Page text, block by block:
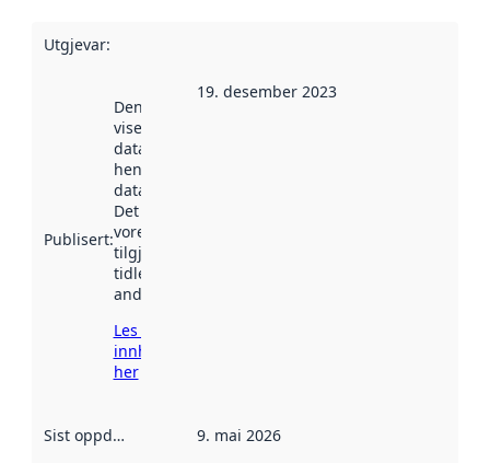
Utgjevar:
Publisert:
Denne datoen
viser når
datasettet vart
henta inn av
data.norge.no.
Det kan ha
vore
tilgjengeleg
tidlegare
andre stader.
Les meir om
innhenting
her
19. desember 2023
Sist oppdatert 9. mai 2026